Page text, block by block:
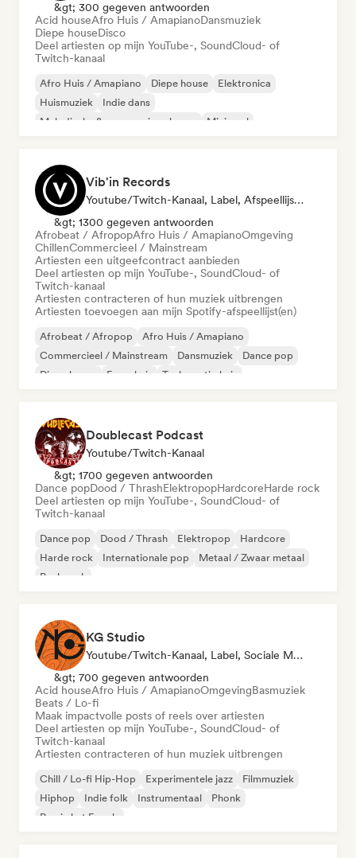
&gt; 300 gegeven antwoorden
Acid houseAfro Huis / AmapianoDansmuziek
Diepe houseDisco
Deel artiesten op mijn YouTube-, SoundCloud- of
Twitch-kanaal
Afro Huis / Amapiano Diepe house
Elektronica
Huismuziek
Indie dans
Melodische & progressieve house
Minimaal
Vib'in Records
Youtube/Twitch-Kanaal, Label, Afspeellijst Curator, Uitgever
&gt; 1300 gegeven antwoorden
Afrobeat / AfropopAfro Huis / AmapianoOmgeving
ChillenCommercieel / Mainstream
Artiesten een uitgeefcontract aanbieden
Deel artiesten op mijn YouTube-, SoundCloud- of
Twitch-kanaal
Artiesten contracteren of hun muziek uitbrengen
Artiesten toevoegen aan mijn Spotify-afspeellijst(en)
Afrobeat / Afropop
Afro Huis / Amapiano
Commercieel / Mainstream
Dansmuziek
Dance pop
Diepe house
Frans huis Toekomstig huis
Doublecast Podcast
Youtube/Twitch-Kanaal
&gt; 1700 gegeven antwoorden
Dance popDood / ThrashElektropopHardcoreHarde rock
Deel artiesten op mijn YouTube-, SoundCloud- of
Twitch-kanaal
Dance pop Dood / Thrash Elektropop
Hardcore
Harde rock
Internationale pop
Metaal / Zwaar metaal
Punk rock
KG Studio
Youtube/Twitch-Kanaal, Label, Sociale Media Beïnvloeder
&gt; 700 gegeven antwoorden
Acid houseAfro Huis / AmapianoOmgevingBasmuziek
Beats / Lo-fi
Maak impactvolle posts of reels over artiesten
Deel artiesten op mijn YouTube-, SoundCloud- of
Twitch-kanaal
Artiesten contracteren of hun muziek uitbrengen
Chill / Lo-fi Hip-Hop Experimentele jazz
Filmmuziek
Hiphop
Indie folk Instrumentaal
Phonk
Rap in het Engels